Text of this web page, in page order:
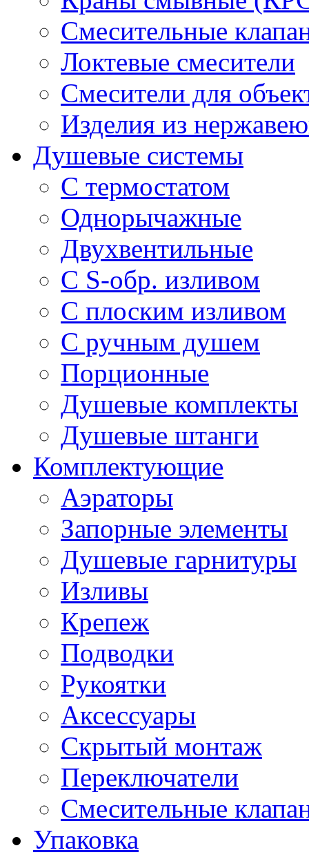
Смесительные
Локтевые смесители
Смесители для
Изделия из
Душевые системы
С термостатом
Однорычажные
Двухвентильные
С S-обр. изливом
С плоским изливом
С ручным душем
Порционные
Душевые комплекты
Душевые штанги
Комплектующие
Аэраторы
Запорные элементы
Душевые гарнитуры
Изливы
Крепеж
Подводки
Рукоятки
Аксессуары
Скрытый монтаж
Переключатели
Смесительные
Упаковка